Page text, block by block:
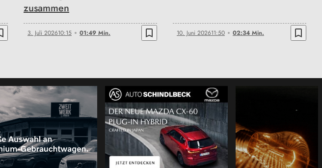
zusammen
3. Juli 202610:15 01:49 Min. bookmark_border 10. Juni 202611:50 02:34 Min. bookmark_border